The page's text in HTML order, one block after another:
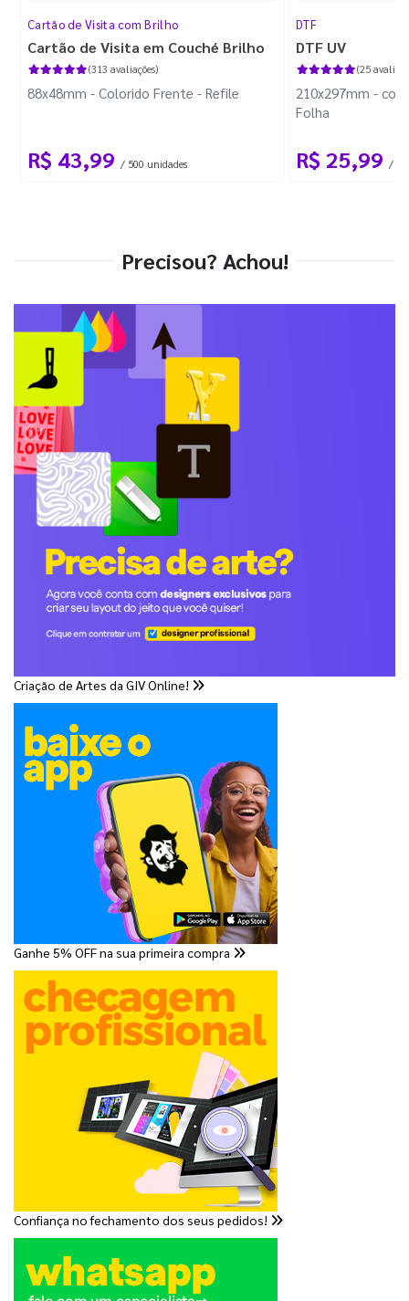
Cartão de Visita com Brilho
Cartão de Visita em Couché Brilho
(313 avaliações)
88x48mm - Colorido Frente - Refile
R$ 43,99 / 500 unidades
DTF
DTF UV
(25
210x297mm -
Folha
R$ 25,99 / 1
Precisou? Achou!
Criação de Artes da GIV Online!
Ganhe 5% OFF na sua primeira compra
Confiança no fechamento dos seus pedidos!